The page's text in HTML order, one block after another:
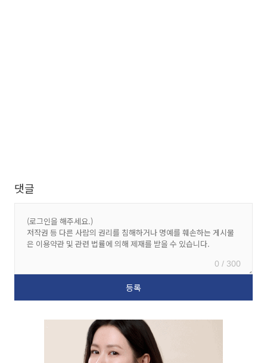
댓글
0 / 300